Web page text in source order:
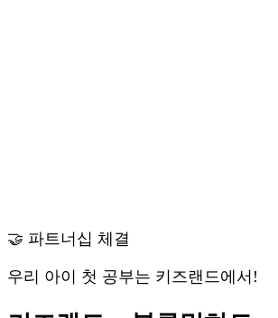
🤝 파트너십 체결
우리 아이 첫 공부는 키즈랜드에서!